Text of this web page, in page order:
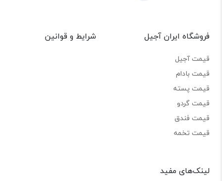
فروشگاه ایران آجیل
قیمت آجیل
قیمت بادام
قیمت پسته
قیمت گردو
قیمت فندق
قیمت تخمه
شرایط و قوانین
لینک‌های مفید